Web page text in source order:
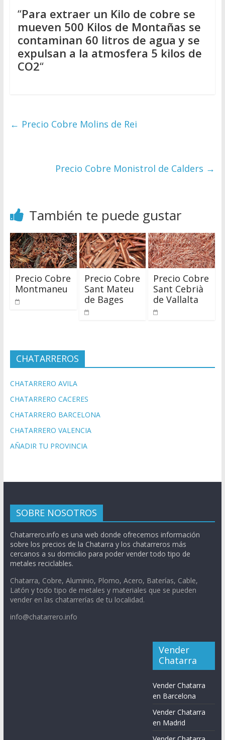
“Para extraer un Kilo de cobre se
mueven 500 Kilos de Montañas se
contaminan 60 litros de agua y se
expulsan a la atmosfera 5 kilos de
CO2“
← Precio Cobre Molins de Rei
Precio Cobre Monistrol de Calders →
También te puede gustar
Precio Cobre
Montmaneu
Precio Cobre
Sant Mateu
de Bages
Precio Cobre
Sant Cebrià
de Vallalta
CHATARREROS
CHATARRERO AVILA
CHATARRERO CACERES
CHATARRERO BARCELONA
CHATARRERO VALENCIA
AÑADIR TU PROVINCIA
SOBRE NOSOTROS
Chatarrero.info es una web donde ofrecemos información
sobre los precios de la Chatarra y los chatarreros más
cercanos a su domicilio para poder vender todo tipo de
metales reciclables.
Chatarra, Cobre, Aluminio, Plomo, Acero, Baterías, Cable,
Latón y todo tipo de metales y materiales que se pueden
vender en las chatarrerías de tu localidad.
info@chatarrero.info
Vender
Chatarra
Vender Chatarra
en Barcelona
Vender Chatarra
en Madrid